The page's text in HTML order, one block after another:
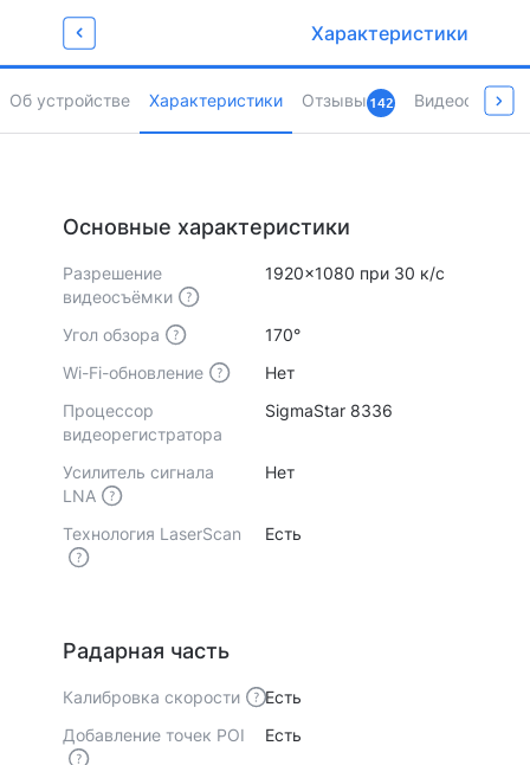
Забирай промокод
Newget500
Об устройстве Характеристики Отзывы142 Видеообзоры
Характеристики
Основные характеристики
Разрешение
видеосъёмки
1920x1080 при 30 к/с
Угол обзора
170°
Wi-Fi-обновление
Нет
Процессор
видеорегистратора
SigmaStar 8336
Усилитель сигнала
LNA
Нет
Технология LaserScan Есть
Радарная часть
Калибровка скорости
Есть
Добавление точек POI
Есть